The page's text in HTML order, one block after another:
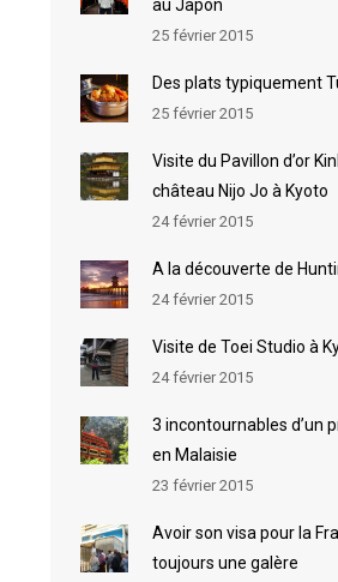
au Japon
25 février 2015
Des plats typiquement
25 février 2015
Visite du Pavillon d’or
château Nijo Jo à Kyoto
24 février 2015
A la découverte de
24 février 2015
Visite de Toei Studio à
24 février 2015
3 incontournables d’un
en Malaisie
23 février 2015
Avoir son visa pour la
toujours une galère